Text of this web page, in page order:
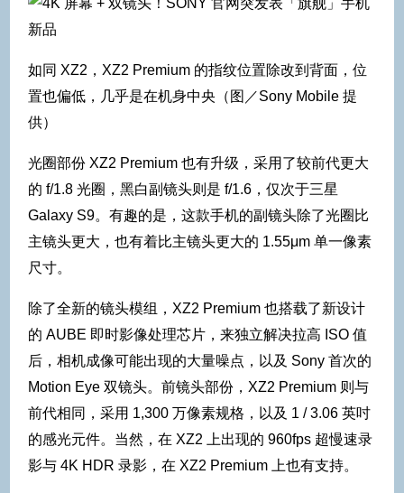
如同 XZ2，XZ2 Premium 的指纹位置除改到背面，位
置也偏低，几乎是在机身中央（图／Sony Mobile 提
供）
光圈部份 XZ2 Premium 也有升级，采用了较前代更大
的 f/1.8 光圈，黑白副镜头则是 f/1.6，仅次于三星
Galaxy S9。有趣的是，这款手机的副镜头除了光圈比
主镜头更大，也有着比主镜头更大的 1.55μm 单一像素
尺寸。
除了全新的镜头模组，XZ2 Premium 也搭载了新设计
的 AUBE 即时影像处理芯片，来独立解决拉高 ISO 值
后，相机成像可能出现的大量噪点，以及 Sony 首次的
Motion Eye 双镜头。前镜头部份，XZ2 Premium 则与
前代相同，采用 1,300 万像素规格，以及 1 / 3.06 英吋
的感光元件。当然，在 XZ2 上出现的 960fps 超慢速录
影与 4K HDR 录影，在 XZ2 Premium 上也有支持。